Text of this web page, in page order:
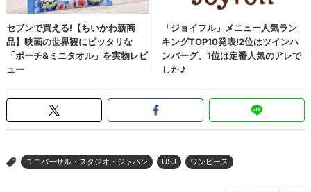
> ユニバーサル・スタジオ・ジャパン USJ ワンピース